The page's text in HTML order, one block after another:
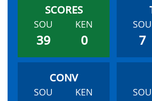
SOU KEN
39 0
SOU
7
SOU KEN SOU